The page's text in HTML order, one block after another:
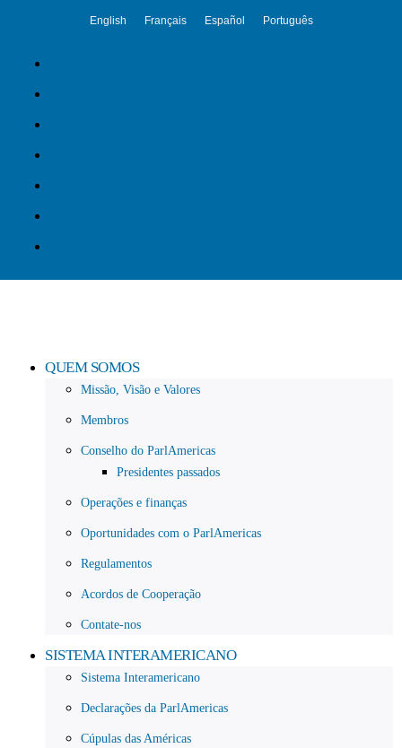
English Français Español Português
QUEM SOMOS
Missão, Visão e Valores
Membros
Conselho do ParlAmericas
Presidentes passados
Operações e finanças
Oportunidades com o ParlAmericas
Regulamentos
Acordos de Cooperação
Contate-nos
SISTEMA INTERAMERICANO
Sistema Interamericano
Declarações da ParlAmericas
Cúpulas das Américas